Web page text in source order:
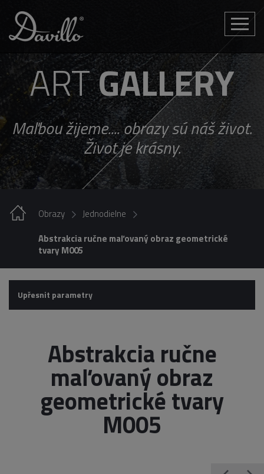
Toggle
ARTGALLERY
Maľbou žijeme.... obrazy sú náš život.
Život je krásny.
Obrazy
Jednodielne
Abstrakcia ručne maľovaný obraz geometrické
tvary M005
Upřesnit parametry
Abstrakcia ručne
maľovaný obraz
geometrické tvary
M005